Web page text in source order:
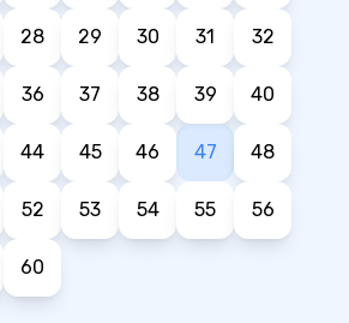
28 29 30 31 32
36 37 38 39 40
44 45 46 47 48
52 53 54 55 56
60